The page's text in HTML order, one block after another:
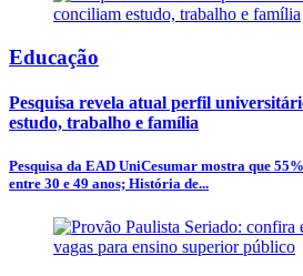
Educação
Pesquisa revela atual perfil
estudo, trabalho e família
Pesquisa da EAD UniCesumar mostra que
entre 30 e 49 anos; História de...